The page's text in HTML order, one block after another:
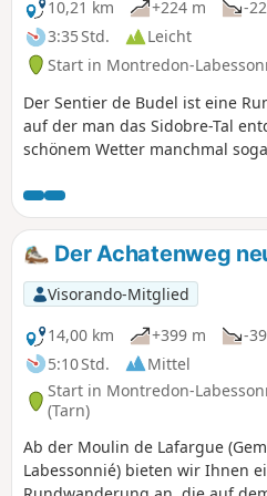
10,21 km
+224 m
-
3:35 Std.
Leicht
Start in Montredon-
Der Sentier de Budel ist eine
auf der man das Sidobre-Tal
schönem Wetter manchmal
das wilde Tal des Baches Budel
führt der Weg wieder hinauf
wo man wunderschöne
genießen kann, darunter den
Schloss Castelfranc und das
Nautonnier.
Der Achatenweg
Visorando-Mitglied
14,00 km
+399 m
-
5:10 Std.
Mittel
Start in Montredon-
(Tarn)
Ab der Moulin de Lafargue
Labessonnié) bieten wir Ihnen